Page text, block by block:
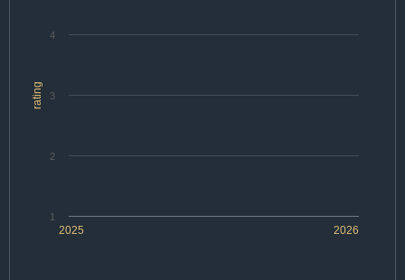
rating
2025 2026
1
2
3
4